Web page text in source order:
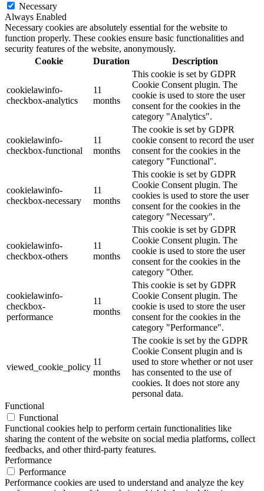
Necessary
Always Enabled
Necessary cookies are absolutely essential for the website to
function properly. These cookies ensure basic functionalities and
security features of the website, anonymously.
Cookie
Duration Description
cookielawinfo-
checkbox-analytics
11
months
This cookie is set by GDPR
Cookie Consent plugin. The
cookie is used to store the user
consent for the cookies in the
category "Analytics".
cookielawinfo-
checkbox-functional
11
months
The cookie is set by GDPR
cookie consent to record the user
consent for the cookies in the
category "Functional".
cookielawinfo-
checkbox-necessary
11
months
This cookie is set by GDPR
Cookie Consent plugin. The
cookies is used to store the user
consent for the cookies in the
category "Necessary".
cookielawinfo-
checkbox-others
11
months
This cookie is set by GDPR
Cookie Consent plugin. The
cookie is used to store the user
consent for the cookies in the
category "Other.
cookielawinfo-
checkbox-
performance
11
months
This cookie is set by GDPR
Cookie Consent plugin. The
cookie is used to store the user
consent for the cookies in the
category "Performance".
viewed_cookie_policy
11
months
The cookie is set by the GDPR
Cookie Consent plugin and is
used to store whether or not user
has consented to the use of
cookies. It does not store any
personal data.
Functional
Functional
Functional cookies help to perform certain functionalities like
sharing the content of the website on social media platforms, collect
feedbacks, and other third-party features.
Performance
Performance
Performance cookies are used to understand and analyze the key